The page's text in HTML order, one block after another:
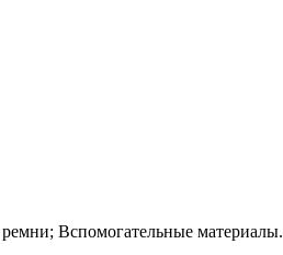
Вспомогательные материалы.